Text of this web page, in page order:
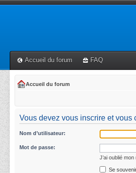
Accueil du forum FAQ
Accueil du forum
Vous devez vous inscrire et
Nom d’utilisateur:
Mot de passe:
J’ai oublié
Se